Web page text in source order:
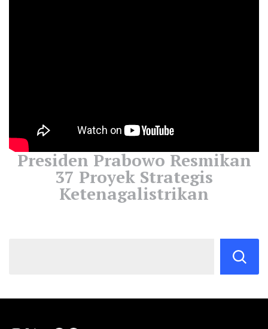
Presiden Prabowo Resmikan
37 Proyek Strategis
Ketenagalistrikan